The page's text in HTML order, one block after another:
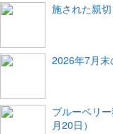
施された親
2026年7月末
ブルーベリ
月20日）